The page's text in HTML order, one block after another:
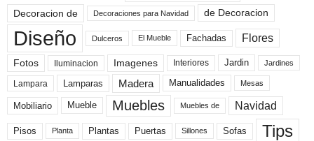
Decoracion de Decoraciones para Navidad de Decoracion
Diseño Dulceros El Mueble Fachadas Flores
Fotos Iluminacion Imagenes Interiores Jardin Jardines
Lampara Lamparas Madera Manualidades Mesas
Mobiliario Mueble Muebles Muebles de Navidad
Pisos Planta Plantas Puertas Sillones Sofas Tips